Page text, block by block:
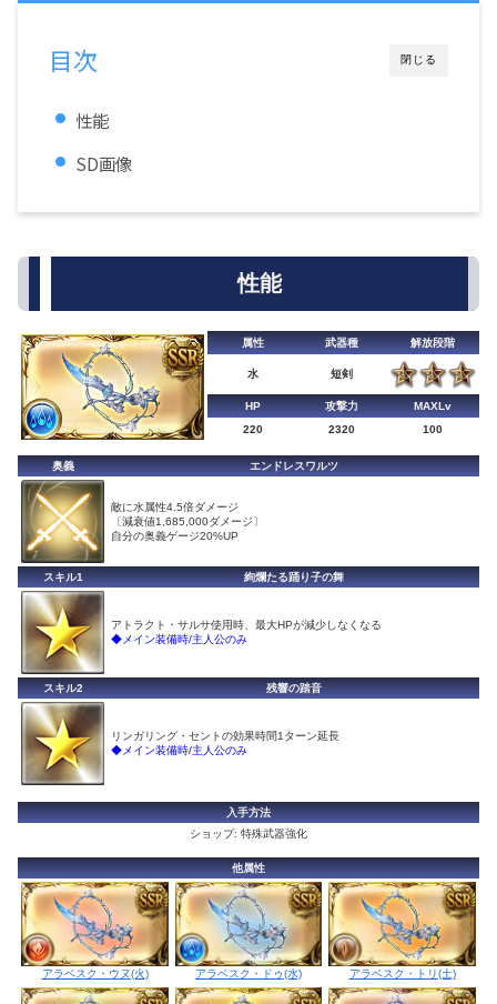
閉じる
目次
性能
SD画像
性能
属性 武器種 解放段階
水 短剣
HP 攻撃力
MAXLv
220
2320 100
奥義 エンドレスワルツ
敵に水属性4.5倍ダメージ
〔減衰値1,685,000ダメージ〕
自分の奥義ゲージ20%UP
スキル1 絢爛たる踊り子の舞
アトラクト・サルサ使用時、最大HPが減少しなくなる
◆メイン装備時/主人公のみ
スキル2 残響の踏音
リンガリング・セントの効果時間1ターン延長
◆メイン装備時/主人公のみ
入手方法
ショップ: 特殊武器強化
他属性
アラベスク・ウヌ(火) アラベスク・ドゥ(水) アラベスク・トリ(土)